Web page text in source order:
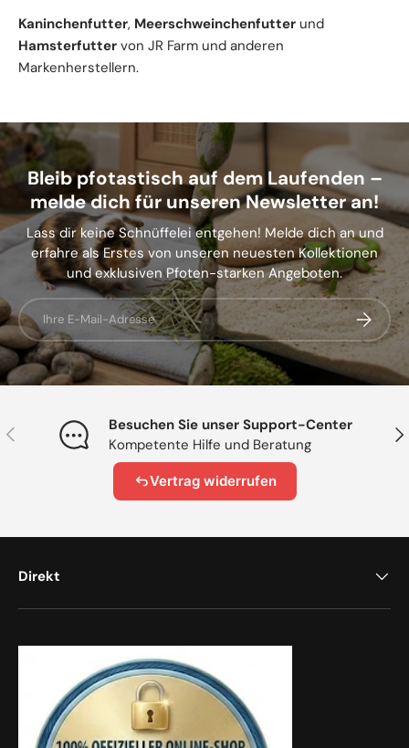
Kaninchenfutter, Meerschweinchenfutter und
Hamsterfutter von JR Farm und anderen
Markenherstellern.
Bleib pfotastisch auf dem Laufenden –
melde dich für unseren Newsletter an!
Lass dir keine Schnüffelei entgehen! Melde dich an und
erfahre als Erstes von unseren neuesten Kollektionen
und exklusiven Pfoten-starken Angeboten.
E-Mail
Vorherige
Besuchen Sie unser Support-Center
Kompetente Hilfe und Beratung
Vertrag widerrufen
Direkt